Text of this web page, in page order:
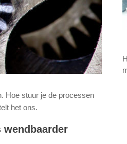
Hoe stuur je de processen
het ons.
wendbaarder